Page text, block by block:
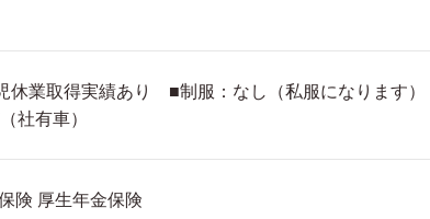
業取得実績あり ■制服：なし（私服になります）
社有車）
険 厚生年金保険